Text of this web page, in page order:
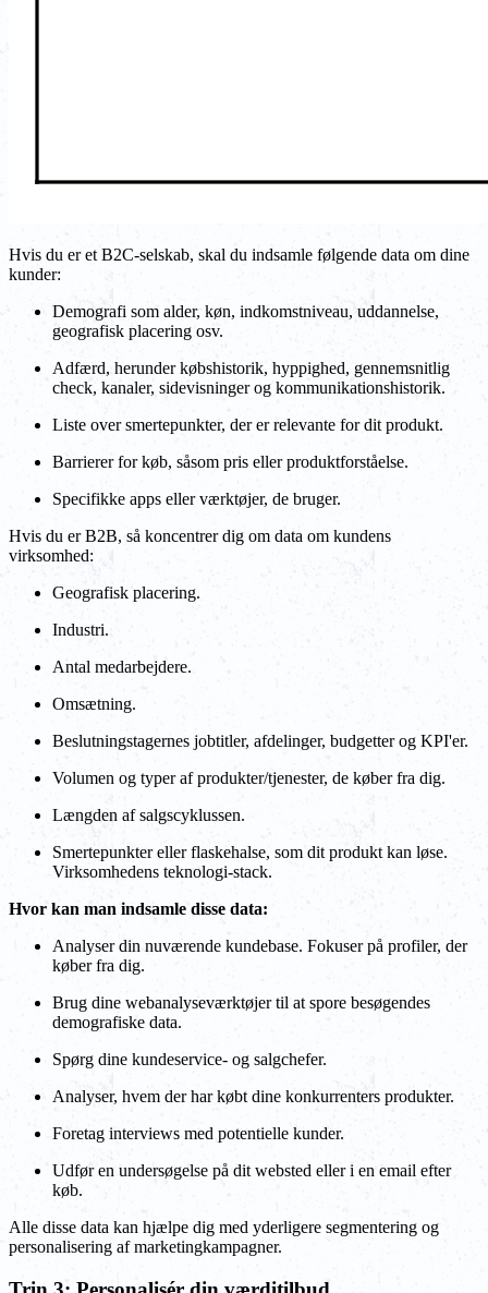
Hvis du er et B2C-selskab, skal du indsamle følgende data om dine
kunder:
Demografi som alder, køn, indkomstniveau, uddannelse,
geografisk placering osv.
Adfærd, herunder købshistorik, hyppighed, gennemsnitlig
check, kanaler, sidevisninger og kommunikationshistorik.
Liste over smertepunkter, der er relevante for dit produkt.
Barrierer for køb, såsom pris eller produktforståelse.
Specifikke apps eller værktøjer, de bruger.
Hvis du er B2B, så koncentrer dig om data om kundens
virksomhed:
Geografisk placering.
Industri.
Antal medarbejdere.
Omsætning.
Beslutningstagernes jobtitler, afdelinger, budgetter og KPI'er.
Volumen og typer af produkter/tjenester, de køber fra dig.
Længden af salgscyklussen.
Smertepunkter eller flaskehalse, som dit produkt kan løse.
Virksomhedens teknologi-stack.
Hvor kan man indsamle disse data:
Analyser din nuværende kundebase. Fokuser på profiler, der
køber fra dig.
Brug dine webanalyseværktøjer til at spore besøgendes
demografiske data.
Spørg dine kundeservice- og salgchefer.
Analyser, hvem der har købt dine konkurrenters produkter.
Foretag interviews med potentielle kunder.
Udfør en undersøgelse på dit websted eller i en email efter
køb.
Alle disse data kan hjælpe dig med yderligere segmentering og
personalisering af marketingkampagner.